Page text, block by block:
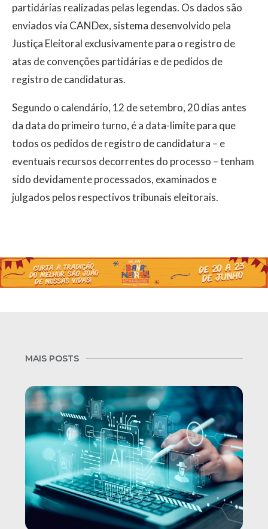
partidárias realizadas pelas legendas. Os dados são
enviados via CANDex, sistema desenvolvido pela
Justiça Eleitoral exclusivamente para o registro de
atas de convenções partidárias e de pedidos de
registro de candidaturas.
Segundo o calendário, 12 de setembro, 20 dias antes
da data do primeiro turno, é a data-limite para que
todos os pedidos de registro de candidatura – e
eventuais recursos decorrentes do processo – tenham
sido devidamente processados, examinados e
julgados pelos respectivos tribunais eleitorais.
MAIS POSTS